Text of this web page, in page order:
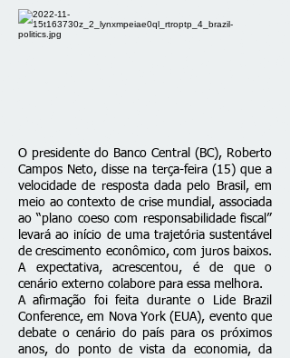
O presidente do Banco Central (BC), Roberto
Campos Neto, disse na terça-feira (15) que a
velocidade de resposta dada pelo Brasil, em
meio ao contexto de crise mundial, associada
ao “plano coeso com responsabilidade fiscal”
levará ao início de uma trajetória sustentável
de crescimento econômico, com juros baixos.
A expectativa, acrescentou, é de que o
cenário externo colabore para essa melhora.
A afirmação foi feita durante o Lide Brazil
Conference, em Nova York (EUA), evento que
debate o cenário do país para os próximos
anos, do ponto de vista da economia, da